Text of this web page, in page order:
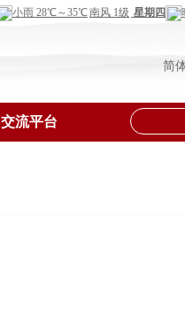
交流平台
简